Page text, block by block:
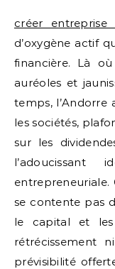
créer entreprise
d’oxygène actif
financière. Là
auréoles et
temps,
les sociétés,
sur les
entrepreneuriale.
se contente pas
le capital et les
rétrécissement
prévisibilité